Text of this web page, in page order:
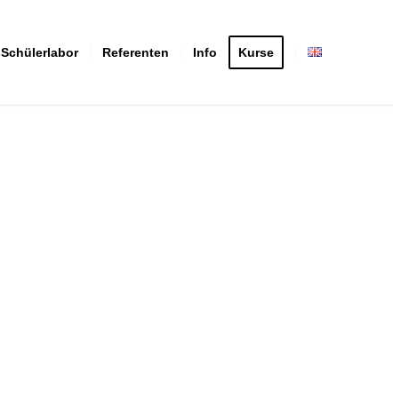
Schülerlabor Referenten Info Kurse